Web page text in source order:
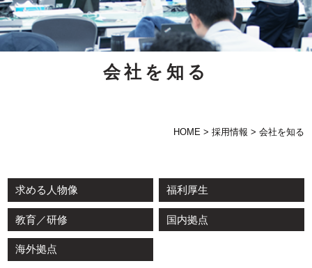
会社を知る
HOME > 採用情報 > 会社を知る
求める人物像 福利厚生
教育／研修 国内拠点
海外拠点